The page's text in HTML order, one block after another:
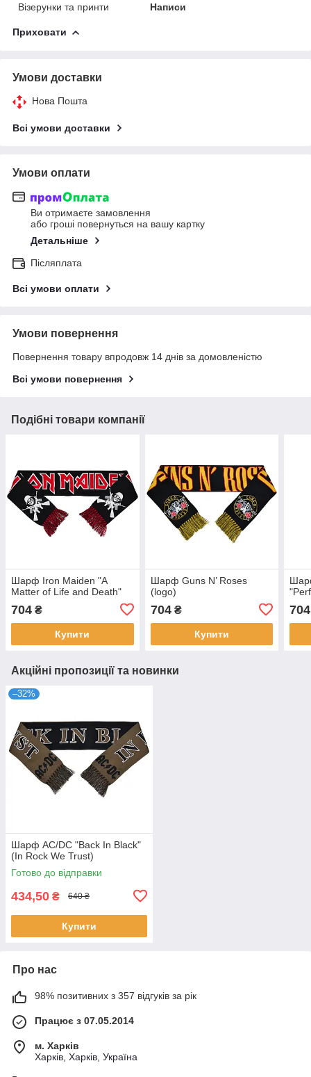
Візерунки та принти
Написи
Приховати
Умови доставки
Нова Пошта
Всі умови доставки
Умови оплати
Ви отримаєте замовлення
або гроші повернуться на вашу картку
Детальніше
Післяплата
Всі умови оплати
Умови повернення
Повернення товару впродовж 14 днів за домовленістю
Всі умови повернення
Подібні товари компанії
Шарф Iron Maiden "A
Matter of Life and Death"
704 ₴
Купити
Шарф Guns N’ Roses
(logo)
704₴
Купити
704
Акційні пропозиції та новинки
–32%
Шарф AC/DC "Back In Black"
(In Rock We Trust)
Готово до відправки
434,50 ₴ 640 ₴
Купити
Про нас
98% позитивних з 357 відгуків за рік
Працює з 07.05.2014
м. Харків
Харків, Харків, Україна